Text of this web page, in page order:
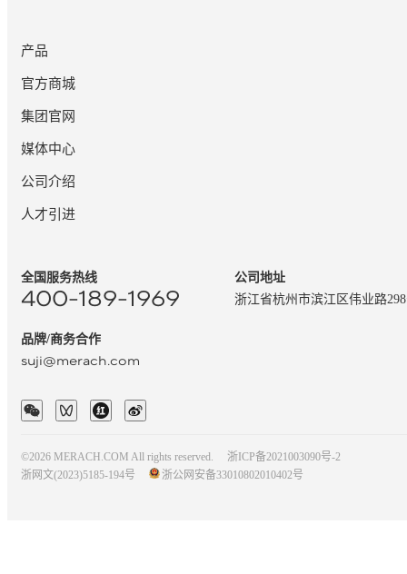
产品
官方商城
集团官网
媒体中心
公司介绍
人才引进
全国服务热线
400-189-1969
品牌/商务合作
suji@merach.com
公司地址
浙江省杭州市滨江区伟业路
©2026 MERACH.COM All rights reserved.
浙ICP备2021003090号-2
浙网文(2023)5185-194号
浙公网安备33010802010402号